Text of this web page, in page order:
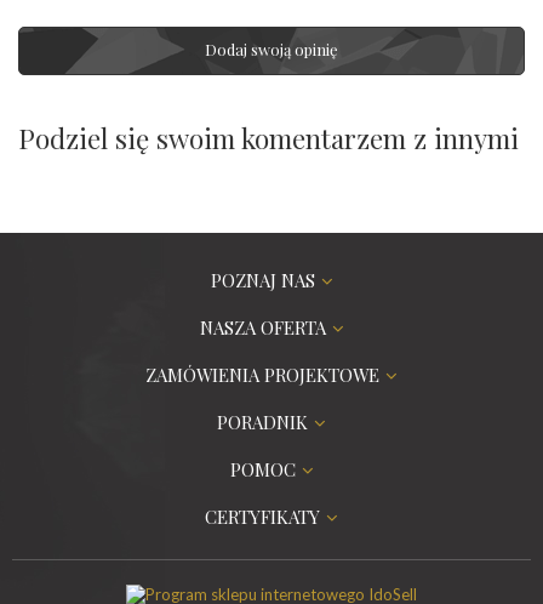
Dodaj swoją opinię
Podziel się swoim komentarzem z innymi
POZNAJ NAS
NASZA OFERTA
ZAMÓWIENIA PROJEKTOWE
PORADNIK
POMOC
CERTYFIKATY